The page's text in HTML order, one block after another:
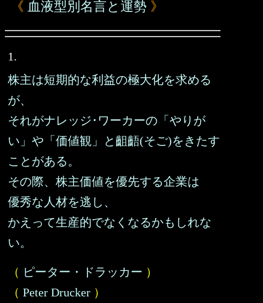
《 血液型別名言と運勢 》
1.
株主は短期的な利益の極大化を求める
が、
それがナレッジ･ワーカーの「やりが
い」や「価値観」と齟齬(そご)をきたす
ことがある。
その際、株主価値を優先する企業は
優秀な人材を逃し、
かえって生産的でなくなるかもしれな
い。
（ ピーター・ドラッカー ）
（ Peter Drucker ）